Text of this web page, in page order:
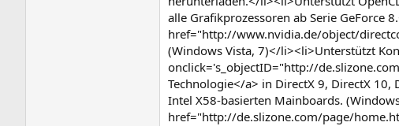
alle Grafikprozessoren ab Serie GeForce
href="http://www.nvidia.de/object/
(Windows Vista, 7)</li><li>Unterstützt
onclick='s_objectID="http://
Technologie</a> in DirectX 9, DirectX 10,
Intel X58-basierten Mainboards.
href="http://de.slizone.com/page/